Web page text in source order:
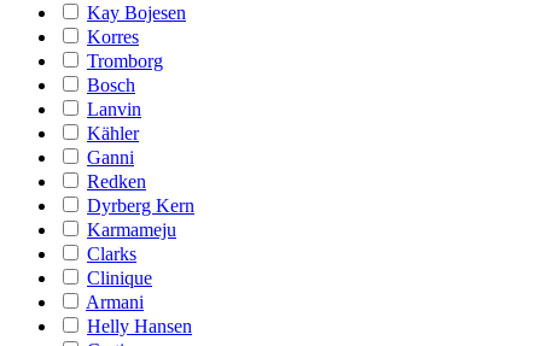
Kay Bojesen
Korres
Tromborg
Bosch
Lanvin
Kähler
Ganni
Redken
Dyrberg Kern
Karmameju
Clarks
Clinique
Armani
Helly Hansen